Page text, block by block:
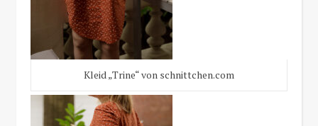
Kleid „Trine“ von schnittchen.com